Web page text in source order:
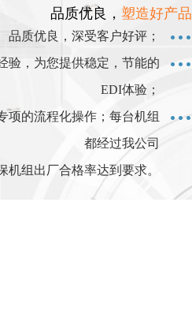
品质优良， 塑造好产品
品质优良，深受客户好评；
验，为您提供稳定，节能的
EDI体验；
项的流程化操作；每台机组
都经过我公司
组出厂合格率达到要求。